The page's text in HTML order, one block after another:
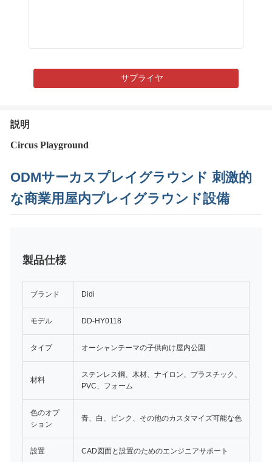
サプライヤ
説明
Circus Playground
ODMサーカスプレイグラウンド 刺激的
な商業用屋内プレイグラウンド設備
製品仕様
ブランド Didi
モデル DD-HY0118
タイプ オーシャンテーマの子供向け屋内公園
材料
ステンレス鋼、木材、ナイロン、プラスチック、
PVC、フォーム
色のオプ
ション
青、白、ピンク、その他のカスタマイズ可能な色
設置 CAD図面と設置のためのエンジニアサポート